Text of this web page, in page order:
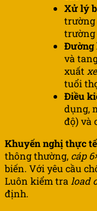
Xử lý
trường
trường
Đường
và
xuất
tuổi
Điều
dụng,
độ) và
Khuyến nghị thực tế
thông thường, cáp
biến. Với yêu cầu
Luôn kiểm tra load
định.